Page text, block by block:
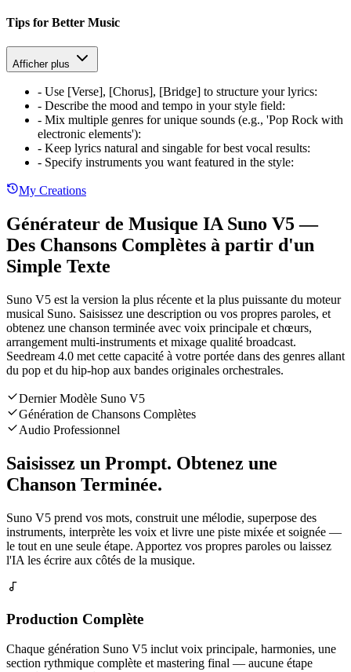
Tips for Better Music
Afficher plus
- Use [Verse], [Chorus], [Bridge] to structure your lyrics:
- Describe the mood and tempo in your style field:
- Mix multiple genres for unique sounds (e.g., 'Pop Rock with
electronic elements'):
- Keep lyrics natural and singable for best vocal results:
- Specify instruments you want featured in the style:
My Creations
Générateur de Musique IA Suno V5 —
Des Chansons Complètes à partir d'un
Simple Texte
Suno V5 est la version la plus récente et la plus puissante du moteur
musical Suno. Saisissez une description ou vos propres paroles, et
obtenez une chanson terminée avec voix principale et chœurs,
arrangement multi-instruments et mixage qualité broadcast.
Seedream 4.0 met cette capacité à votre portée dans des genres allant
du pop et du hip-hop aux bandes originales orchestrales.
Dernier Modèle Suno V5
Génération de Chansons Complètes
Audio Professionnel
Saisissez un Prompt. Obtenez une
Chanson Terminée.
Suno V5 prend vos mots, construit une mélodie, superpose des
instruments, interprète les voix et livre une piste mixée et soignée —
le tout en une seule étape. Apportez vos propres paroles ou laissez
l'IA les écrire aux côtés de la musique.
Production Complète
Chaque génération Suno V5 inclut voix principale, harmonies, une
section rythmique complète et mastering final — aucune étape